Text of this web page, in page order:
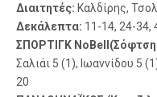
Διαιτητές: Καλδίρης,
Δεκάλεπτα: 11-14, 24-34,
ΣΠΟΡΤΙΓΚ
Σαλιάι 5 (1), Ιωαννίδου 5
20